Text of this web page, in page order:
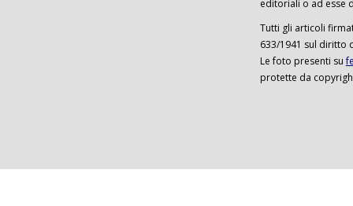
editoriali o ad esse
Tutti gli articoli
633/1941 sul diritto
Le foto presenti su
protette da